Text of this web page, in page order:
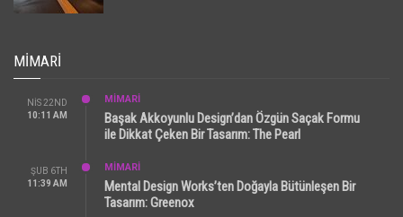
MIMARI
NIS 22ND
10:11 AM
MİMARİ
Başak Akkoyunlu Design’dan Özgün Saçak Formu
ile Dikkat Çeken Bir Tasarım: The Pearl
ŞUB 6TH
11:39 AM
MİMARİ
Mental Design Works’ten Doğayla Bütünleşen Bir
Tasarım: Greenox